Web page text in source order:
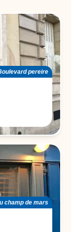
pereire
champ de mars